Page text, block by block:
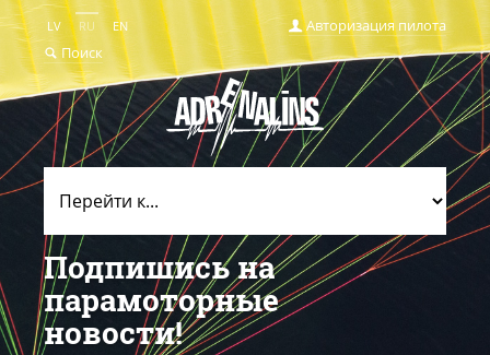
LV RU EN
Поиск
Авторизация пилота
Подпишись на
парамоторные
новости!